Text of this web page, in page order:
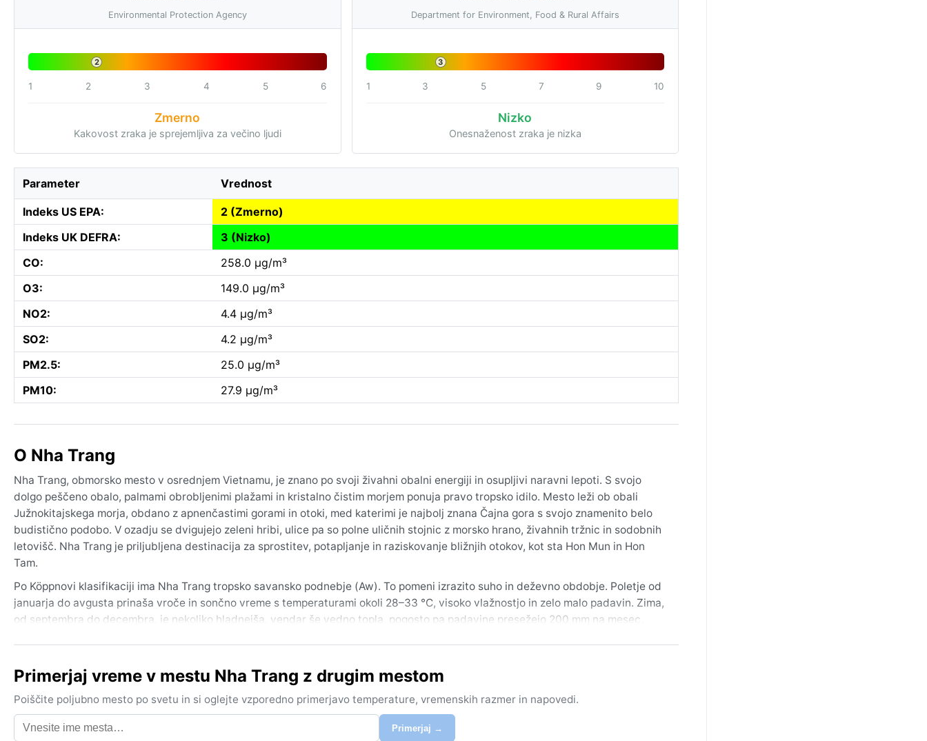
Environmental Protection Agency
2
1 2 3 4 5 6
Zmerno
Kakovost zraka je sprejemljiva za večino ljudi
Department for Environment, Food & Rural Affairs
3
1 3 5 7 9 10
Nizko
Onesnaženost zraka je nizka
Parameter Vrednost
Indeks US EPA:
2 (Zmerno)
Indeks UK DEFRA:
3 (Nizko)
CO:
258.0 µg/m³
O3:
149.0 µg/m³
NO2:
4.4 µg/m³
SO2:
4.2 µg/m³
PM2.5:
25.0 µg/m³
PM10:
27.9 µg/m³
O Nha Trang
Nha Trang, obmorsko mesto v osrednjem Vietnamu, je znano po svoji živahni obalni energiji in osupljivi naravni lepoti. S svojo
dolgo peščeno obalo, palmami obrobljenimi plažami in kristalno čistim morjem ponuja pravo tropsko idilo. Mesto leži ob obali
Južnokitajskega morja, obdano z apnenčastimi gorami in otoki, med katerimi je najbolj znana Čajna gora s svojo znamenito belo
budistično podobo. V ozadju se dvigujejo zeleni hribi, ulice pa so polne uličnih stojnic z morsko hrano, živahnih tržnic in sodobnih
letovišč. Nha Trang je priljubljena destinacija za sprostitev, potapljanje in raziskovanje bližnjih otokov, kot sta Hon Mun in Hon
Tam.
Po Köppnovi klasifikaciji ima Nha Trang tropsko savansko podnebje (Aw). To pomeni izrazito suho in deževno obdobje. Poletje od
januarja do avgusta prinaša vroče in sončno vreme s temperaturami okoli 28–33 °C, visoko vlažnostjo in zelo malo padavin. Zima,
od septembra do decembra, je nekoliko hladnejša, vendar še vedno topla, pogosto pa padavine presežejo 200 mm na mesec,
Najboljši čas za obisk z vidika vremena je od februarja do avgusta, ko so dnevi sončni, morje mirno in skoraj brez dežja.
Posebnost Nha Tranga so občasni tajfuni, ki lahko prizadenejo območje med septembrom in novembrom, prinašajo močan veter in
obilne padavine. V suhem obdobju je morje idealno za potapljanje, saj je vidljivost pod vodo izjemna. Čeprav je vlaga skozi vse
leto precejšnja, so vetrovi s morja pogosto osvežujoči. Nha Trang je destinacija, ki s svojim tropskim pridihom in stalno toploto
Primerjaj vreme v mestu Nha Trang z drugim mestom
Poiščite poljubno mesto po svetu in si oglejte vzporedno primerjavo temperature, vremenskih razmer in napovedi.
Primerjaj →